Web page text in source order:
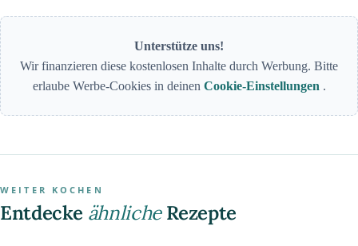
Unterstütze uns!
Wir finanzieren diese kostenlosen Inhalte durch Werbung. Bitte
erlaube Werbe-Cookies in deinen Cookie-Einstellungen .
WEITER KOCHEN
Entdecke ähnlicheRezepte